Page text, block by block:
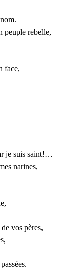
peuple rebelle,
face,
je suis saint!…
narines,
vos pères,